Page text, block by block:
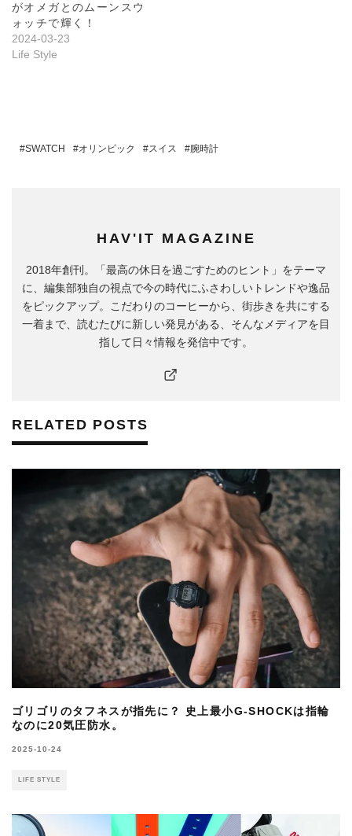
がオメガとのムーンスウ
ォッチで輝く！
2024-03-23
Life Style
SWATCH オリンピック スイス 腕時計
HAV'IT MAGAZINE
2018年創刊。「最高の休日を過ごすためのヒント」をテーマ
に、編集部独自の視点で今の時代にふさわしいトレンドや逸品
をピックアップ。こだわりのコーヒーから、街歩きを共にする
一着まで、読むたびに新しい発見がある、そんなメディアを目
指して日々情報を発信中です。
RELATED POSTS
ゴリゴリのタフネスが指先に？ 史上最小G-SHOCKは指輪
なのに20気圧防水。
2025-10-24
LIFE STYLE